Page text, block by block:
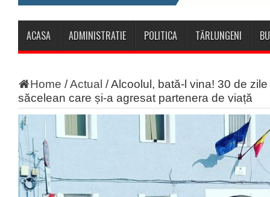
ACASA ADMINISTRATIE POLITICA TĂRLUNGENI
Home /Actual /Alcoolul, bată-l vina! 30 de
săcelean care și-a agresat partenera de viață